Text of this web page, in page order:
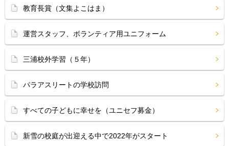
教育長賞（文集よこはま）
運営スタッフ、ボランティア用ユニフォーム
三浦校外学習（５年）
パラアスリートの学校訪問
すべての子どもに幸せを（ユニセフ募金）
新雪の校庭が出迎える中で2022年がスタート